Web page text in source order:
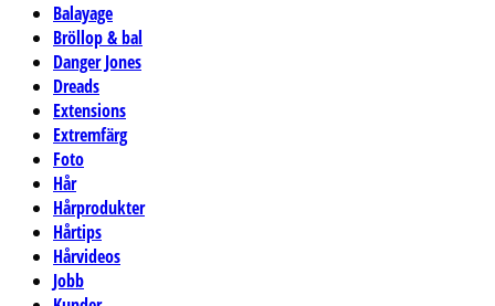
Balayage
Bröllop & bal
Danger Jones
Dreads
Extensions
Extremfärg
Foto
Hår
Hårprodukter
Hårtips
Hårvideos
Jobb